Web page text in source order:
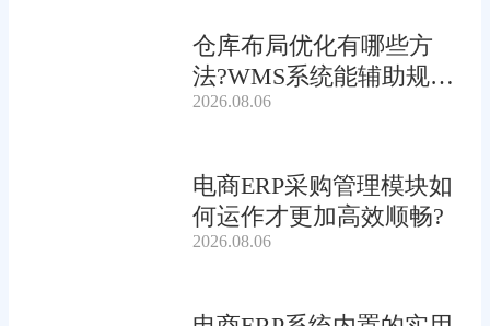
仓库布局优化有哪些方
法?WMS系统能辅助规划
吗?
2026.08.06
电商ERP采购管理模块如
何运作才更加高效顺畅?
2026.08.06